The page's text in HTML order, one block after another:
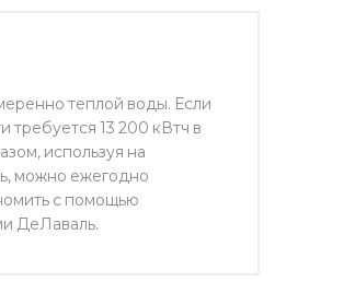
теплой воды. Если
требуется 13 200 кВтч в
используя на
можно ежегодно
с помощью
ДеЛаваль.